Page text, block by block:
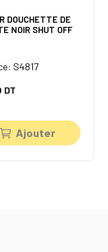
DOUCHETTE DE
NOIR SHUT OFF
S4817
DT
Ajouter